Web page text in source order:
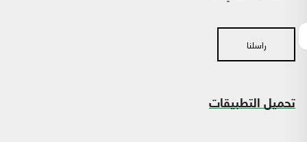
راسلنا
تحميل التطبيقات